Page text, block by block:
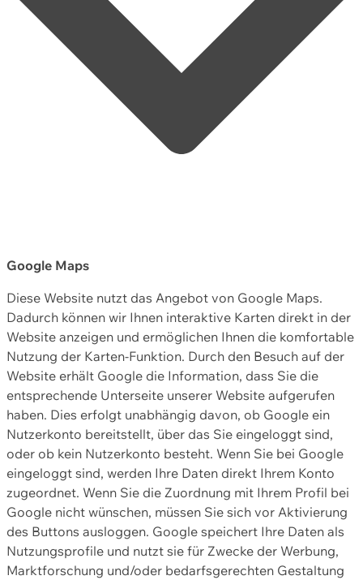
Google Maps
Diese Website nutzt das Angebot von Google Maps.
Dadurch können wir Ihnen interaktive Karten direkt in der
Website anzeigen und ermöglichen Ihnen die komfortable
Nutzung der Karten-Funktion. Durch den Besuch auf der
Website erhält Google die Information, dass Sie die
entsprechende Unterseite unserer Website aufgerufen
haben. Dies erfolgt unabhängig davon, ob Google ein
Nutzerkonto bereitstellt, über das Sie eingeloggt sind,
oder ob kein Nutzerkonto besteht. Wenn Sie bei Google
eingeloggt sind, werden Ihre Daten direkt Ihrem Konto
zugeordnet. Wenn Sie die Zuordnung mit Ihrem Profil bei
Google nicht wünschen, müssen Sie sich vor Aktivierung
des Buttons ausloggen. Google speichert Ihre Daten als
Nutzungsprofile und nutzt sie für Zwecke der Werbung,
Marktforschung und/oder bedarfsgerechten Gestaltung